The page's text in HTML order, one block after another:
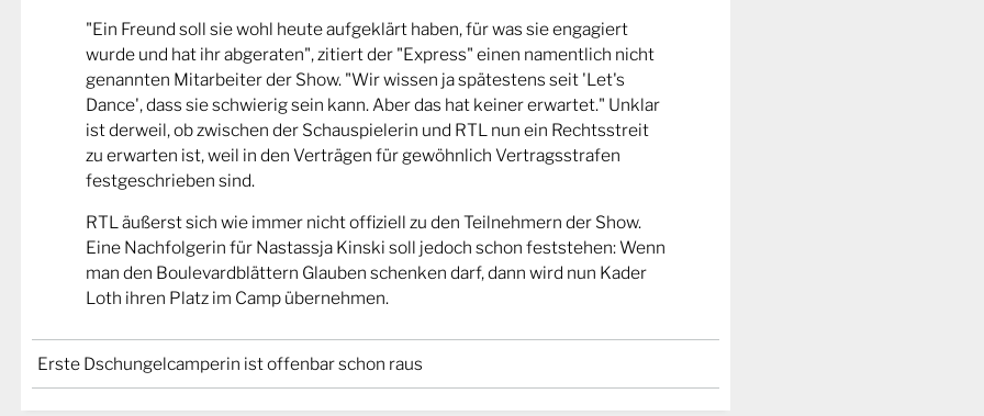
"Ein Freund soll sie wohl heute aufgeklärt haben, für was sie engagiert
wurde und hat ihr abgeraten", zitiert der "Express" einen namentlich nicht
genannten Mitarbeiter der Show. "Wir wissen ja spätestens seit 'Let's
Dance', dass sie schwierig sein kann. Aber das hat keiner erwartet." Unklar
ist derweil, ob zwischen der Schauspielerin und RTL nun ein Rechtsstreit
zu erwarten ist, weil in den Verträgen für gewöhnlich Vertragsstrafen
festgeschrieben sind.
RTL äußerst sich wie immer nicht offiziell zu den Teilnehmern der Show.
Eine Nachfolgerin für Nastassja Kinski soll jedoch schon feststehen: Wenn
man den Boulevardblättern Glauben schenken darf, dann wird nun Kader
Loth ihren Platz im Camp übernehmen.
Erste Dschungelcamperin ist offenbar schon raus